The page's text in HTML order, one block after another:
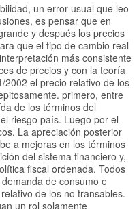
un error usual que leo
es pensar que en
y después los precios
que el tipo de cambio real
más consistente
de precios y con la teoría
2002 el precio relativo de los
primero, entre
de los términos del
riesgo país. Luego por el
La apreciación posterior
a mejoras en los términos
del sistema financiero y,
fiscal ordenada. Todos
de consumo e
de los no transables.
un rol solamente